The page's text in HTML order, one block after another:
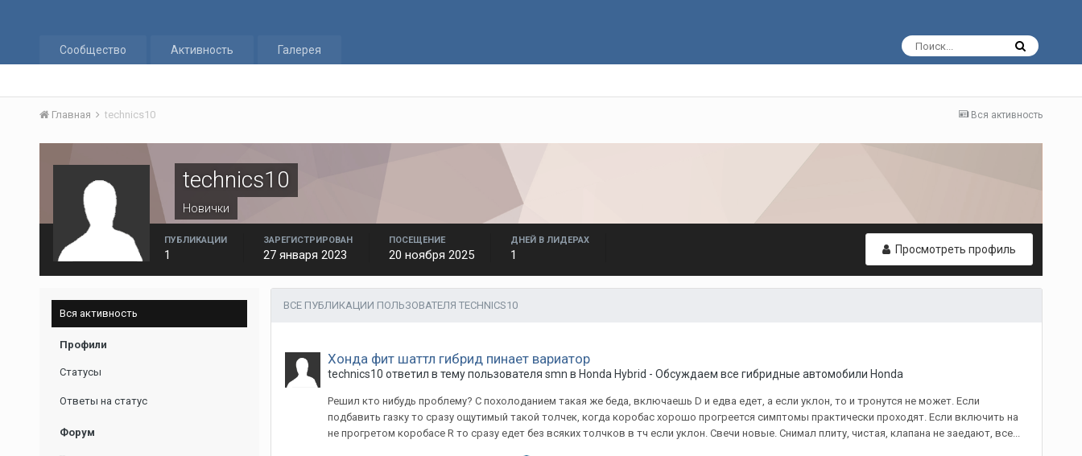
Сообщество Активность Галерея
Вся активность
Главная technics10
technics10
Новички
Просмотреть профиль
ПУБЛИКАЦИИ
1
ЗАРЕГИСТРИРОВАН
27 января 2023
ПОСЕЩЕНИЕ
20 ноября 2025
ДНЕЙ В ЛИДЕРАХ
1
Вся активность
Профили
Статусы
Ответы на статус
Форум
ВСЕ ПУБЛИКАЦИИ ПОЛЬЗОВАТЕЛЯ TECHNICS10
Хонда фит шаттл гибрид пинает вариатор
technics10 ответил в тему пользователя smn в Honda Hybrid - Обсуждаем все гибридные автомобили Honda
Решил кто нибудь проблему? С похолоданием такая же беда, включаешь D и едва едет, а если уклон, то и тронутся не может. Если
подбавить газку то сразу ощутимый такой толчек, когда коробас хорошо прогреется симптомы практически проходят. Если включить на
не прогретом коробасе R то сразу едет без всяких толчков в тч если уклон. Свечи новые. Снимал плиту, чистая, клапана не заедают, все...